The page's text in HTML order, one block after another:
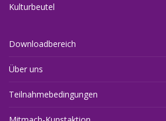
Kulturbeutel
Downloadbereich
Über uns
Teilnahmebedingungen